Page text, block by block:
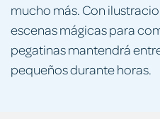
mucho más. Con
escenas mágicas para
pegatinas mantendrá
pequeños durante horas.